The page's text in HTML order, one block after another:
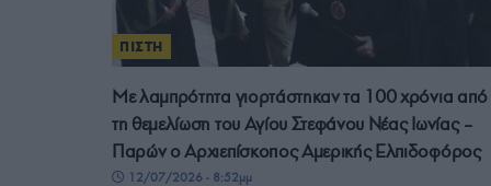
ΠΙΣΤΗ
Με λαμπρότητα γιορτάστηκαν τα 100 χρόνια από
τη θεμελίωση του Αγίου Στεφάνου Νέας Ιωνίας –
Παρών ο Αρχιεπίσκοπος Αμερικής Ελπιδοφόρος
12/07/2026 - 8:52μμ